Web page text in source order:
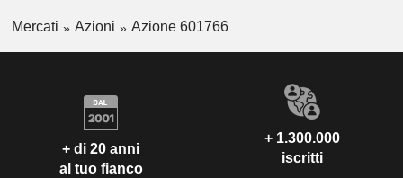
Mercati Azioni Azione 601766
+ di 20 anni
al tuo fianco
+ 1.300.000
iscritti